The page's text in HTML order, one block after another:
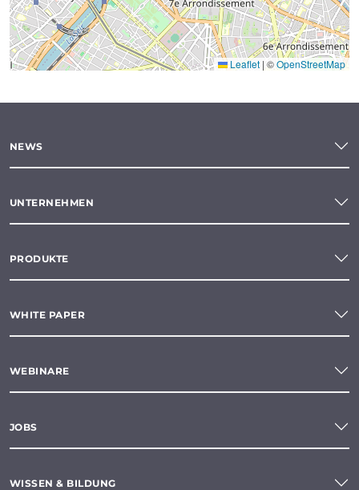
Leaflet | ©OpenStreetMap
NEWS
UNTERNEHMEN
PRODUKTE
WHITE PAPER
WEBINARE
JOBS
WISSEN & BILDUNG